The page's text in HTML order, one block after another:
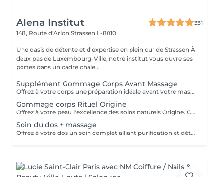
Alena Institut
331
148, Route d'Arlon Strassen L-8010
Une oasis de détente et d'expertise en plein cur de Strassen À
deux pas de Luxembourg-Ville, notre institut vous ouvre ses
portes dans un cadre chale...
Supplément Gommage Corps Avant Massage
Offrez à votre corps une préparation idéale avant votre massage grâce à notre gommage corps exfoliant. Ce soin permet d'éliminer en douceur les cellules mortes, d'affiner le grain de peau et de stimuler la circulation, afin de maximiser les bienfaits du massage. La peau est plus lisse, plus douce et absorbe mieux les huiles et actifs utilisés pendant le massage.
Gommage corps Rituel Origine
Offrez à votre peau l'excellence des soins naturels Origine. Ce gommage exfolie délicatement grâce à des textures raffinées et des ingrédients sélectionnés pour leur pureté. Il lisse le grain de peau, réveille l'éclat naturel et enveloppe le corps d'un parfum subtil et sensoriel. Un rituel d'exception qui laisse la peau incroyablement douce, soyeuse et lumineuse, prête à recevoir tous les bienfaits des soins suivants.
Soin du dos + massage
Offrez à votre dos un soin complet alliant purification et détente profonde. Ce rituel associe un nettoyage expert, une exfoliation raffinée et des manuvres relaxantes pour libérer les tensions. La peau est purifiée, douce et lumineuse, tandis que le corps retrouve une sensation de confort absolu. Un moment précieux qui allie efficacité et bien-être.